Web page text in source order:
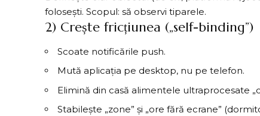
folosești. Scopul: să observi tiparele.
2) Crește fricțiunea („self-binding”)
Scoate notificările push.
Mută aplicația pe desktop, nu pe telefon.
Elimină din casă alimentele ultraprocesate
Stabilește „zone” și „ore fără ecrane”